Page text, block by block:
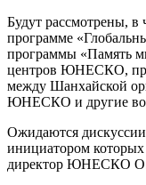
Будут рассмотрены,
программе
программы «Память
центров ЮНЕСКО,
между Шанхайской
ЮНЕСКО и другие
Ожидаются
инициатором
директор ЮНЕСКО